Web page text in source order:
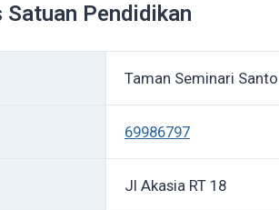
Pendidikan
Taman Seminari
69986797
Jl Akasia RT 18